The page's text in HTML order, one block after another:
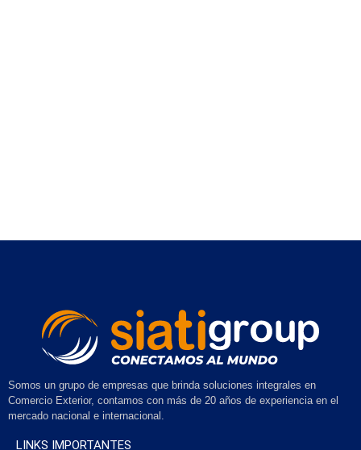
Somos un grupo de empresas que brinda soluciones integrales en
Comercio Exterior, contamos con más de 20 años de experiencia en el
mercado nacional e internacional.
LINKS IMPORTANTES